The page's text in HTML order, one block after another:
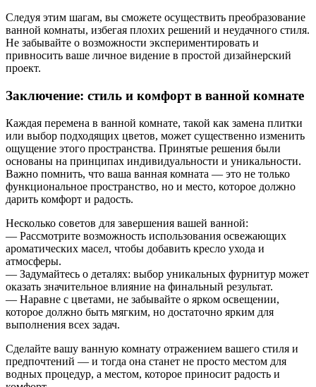
Следуя этим шагам, вы сможете осуществить преобразование
ванной комнаты, избегая плохих решений и неудачного стиля.
Не забывайте о возможности экспериментировать и
привносить ваше личное видение в простой дизайнерский
проект.
Заключение: стиль и комфорт в ванной комнате
Каждая перемена в ванной комнате, такой как замена плитки
или выбор подходящих цветов, может существенно изменить
ощущение этого пространства. Принятые решения были
основаны на принципах индивидуальности и уникальности.
Важно помнить, что ваша ванная комната — это не только
функциональное пространство, но и место, которое должно
дарить комфорт и радость.
Несколько советов для завершения вашей ванной:
— Рассмотрите возможность использования освежающих
ароматических масел, чтобы добавить кресло ухода и
атмосферы.
— Задумайтесь о деталях: выбор уникальных фурнитур может
оказать значительное влияние на финальный результат.
— Наравне с цветами, не забывайте о ярком освещении,
которое должно быть мягким, но достаточно ярким для
выполнения всех задач.
Сделайте вашу ванную комнату отражением вашего стиля и
предпочтений — и тогда она станет не просто местом для
водных процедур, а местом, которое приносит радость и